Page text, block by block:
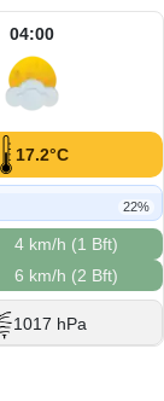
04:00
17.2°C
22%
4 km/h (1 Bft)
6 km/h (2 Bft)
1017 hPa